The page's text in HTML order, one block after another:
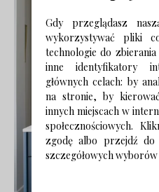
Gdy przeglądasz
wykorzystywać pliki
technologie do
inne identyfikatory
głównych celach: by
na stronie, by
innych miejscach w
społecznościowych.
zgodę albo przejdź do
szczegółowych